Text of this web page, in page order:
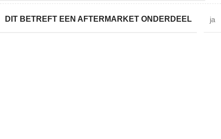
DIT BETREFT EEN AFTERMARKET ONDERDEEL ja